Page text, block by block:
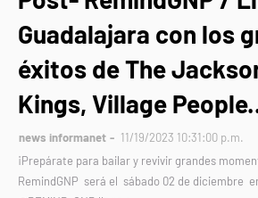
Guadalajara con los
éxitos de The
Kings, Village
news informanet
11/19/2023 10:31:00 p.m.
¡Prepárate para bailar y revivir grandes
RemindGNP será el sábado 02 de diciembre